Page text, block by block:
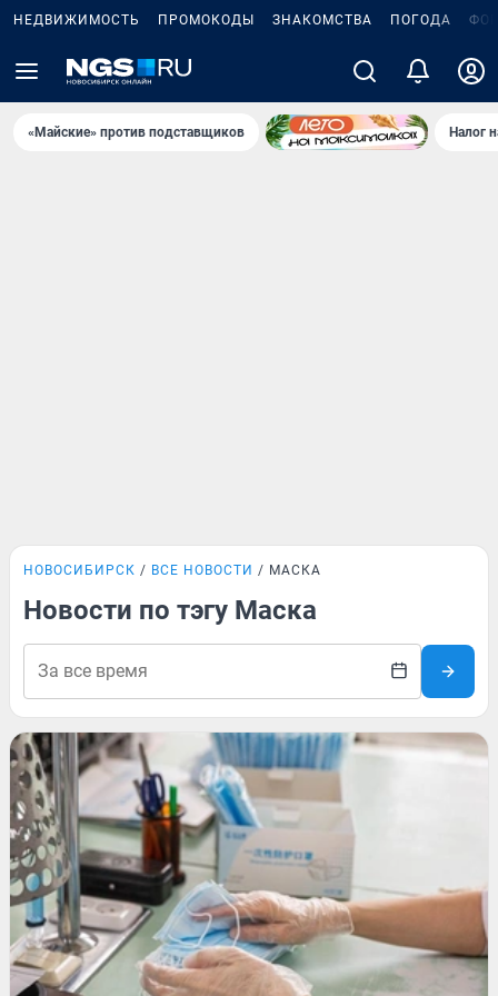
НЕДВИЖИМОСТЬ ПРОМОКОДЫ ЗНАКОМСТВА ПОГОДА
«Майские» против подставщиков Налог
НОВОСИБИРСК ВСЕ НОВОСТИ МАСКА
Новости по тэгу Маска